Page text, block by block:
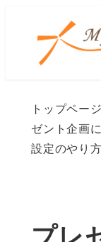
トップページ
ゼント企画
設定のやり